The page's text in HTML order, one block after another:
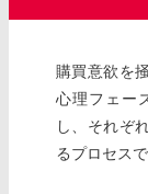
購買意欲を
心理フェー
し、それぞ
るプロセスで